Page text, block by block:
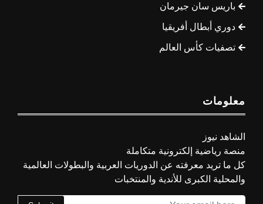
باريس سان جيرمان
دوري أبطال أفريقيا
تصفيات كأس العالم
معلومات
الشاهد نيوز
منصة رياضية إلكترونية متكاملة
كل ما تريد معرفته عن الدوريات العربية والبطولات العالمية
والمحلية الكبرى للأندية والمنتخبات